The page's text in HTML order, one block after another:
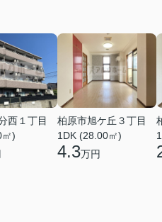
西１丁目
)
柏原市旭ケ丘３丁目
1DK (28.00㎡)
4.3万円